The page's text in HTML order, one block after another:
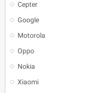
Cepter
Google
Motorola
Oppo
Nokia
Xiaomi